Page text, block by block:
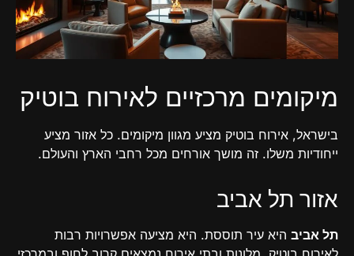
מיקומים מרכזיים לאירוח בוטיק
בישראל, אירוח בוטיק מציע מגוון מיקומים. כל אזור מציע
ייחודיות משלו. זה מושך אורחים מכל רחבי הארץ והעולם.
אזור תל אביב
תל אביב היא עיר תוססת. היא מציעה אפשרויות רבות